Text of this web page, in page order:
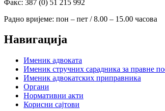
Факс: 387 (0) 51 215 992
Радно вријеме: пон – пет / 8.00 – 15.00 часова
Навигација
Именик адвоката
Именик стручних сарадника за правне
Именик адвокатских приправника
Органи
Нормативни акти
Корисни сајтови